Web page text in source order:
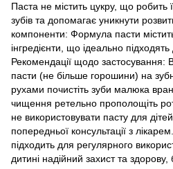
Паста не містить цукру, що робить
зубів та допомагає уникнути
компоненти: Формула пасти містить
інгредієнти, що ідеально
Рекомендації щодо застосування:
пасти (не більше горошини) на
рухами почистіть зуби малюка
чищення ретельно прополощіть
не використовувати пасту для
попередньої консультації з
підходить для регулярного
дитині надійний захист та здорову,